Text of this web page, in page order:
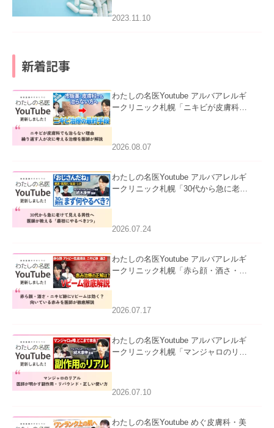
2023.11.10
新着記事
わたしの名医Youtube アルバアレルギ
ークリニック札幌「ニキビが皮膚科で
ました。
2026.08.07
わたしの名医Youtube アルバアレルギ
ークリニック札幌「30代から急に老け
た。
2026.07.24
わたしの名医Youtube アルバアレルギ
ークリニック札幌「赤ら顔・酒さ・ニ
ました。
2026.07.17
わたしの名医Youtube アルバアレルギ
ークリニック札幌「マンジャロのリア
た。
2026.07.10
わたしの名医Youtube めぐ皮膚科・美